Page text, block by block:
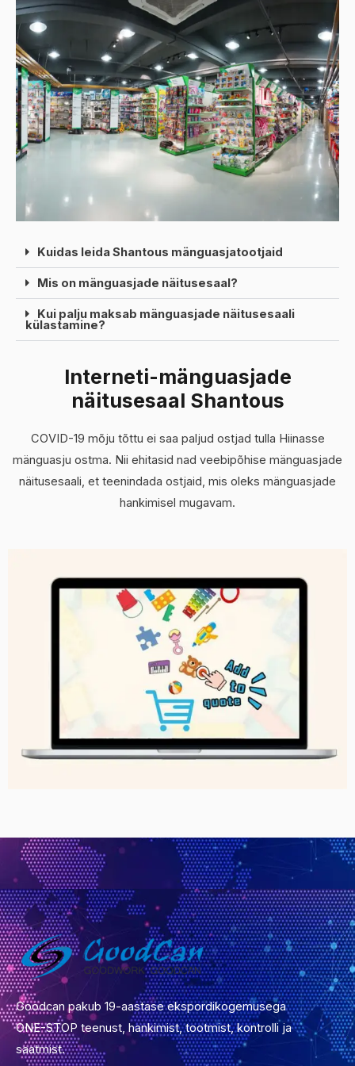
Kuidas leida Shantous mänguasjatootjaid
Mis on mänguasjade näitusesaal?
Kui palju maksab mänguasjade näitusesaali
külastamine?
Interneti-mänguasjade
näitusesaal Shantous
COVID-19 mõju tõttu ei saa paljud ostjad tulla Hiinasse
mänguasju ostma. Nii ehitasid nad veebipõhise mänguasjade
näitusesaali, et teenindada ostjaid, mis oleks mänguasjade
hankimisel mugavam.
Goodcan pakub 19-aastase ekspordikogemusega
ONE-STOP teenust, hankimist, tootmist, kontrolli ja
saatmist.